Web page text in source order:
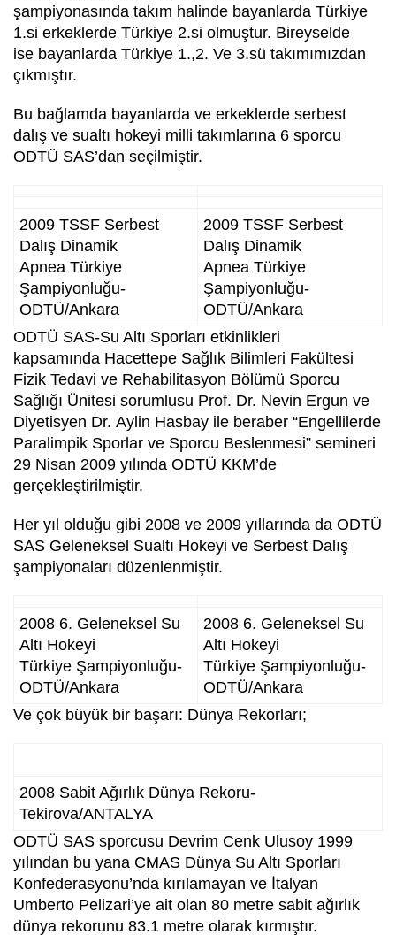
şampiyonasında takım halinde bayanlarda Türkiye
1.si erkeklerde Türkiye 2.si olmuştur. Bireyselde
ise bayanlarda Türkiye 1.,2. Ve 3.sü takımımızdan
çıkmıştır.
Bu bağlamda bayanlarda ve erkeklerde serbest
dalış ve sualtı hokeyi milli takımlarına 6 sporcu
ODTÜ SAS’dan seçilmiştir.
2009 TSSF Serbest
Dalış Dinamik
Apnea Türkiye
Şampiyonluğu-
ODTÜ/Ankara
2009 TSSF Serbest
Dalış Dinamik
Apnea Türkiye
Şampiyonluğu-
ODTÜ/Ankara
ODTÜ SAS-Su Altı Sporları etkinlikleri
kapsamında Hacettepe Sağlık Bilimleri Fakültesi
Fizik Tedavi ve Rehabilitasyon Bölümü Sporcu
Sağlığı Ünitesi sorumlusu Prof. Dr. Nevin Ergun ve
Diyetisyen Dr. Aylin Hasbay ile beraber “Engellilerde
Paralimpik Sporlar ve Sporcu Beslenmesi” semineri
29 Nisan 2009 yılında ODTÜ KKM’de
gerçekleştirilmiştir.
Her yıl olduğu gibi 2008 ve 2009 yıllarında da ODTÜ
SAS Geleneksel Sualtı Hokeyi ve Serbest Dalış
şampiyonaları düzenlenmiştir.
2008 6. Geleneksel Su
Altı Hokeyi
Türkiye Şampiyonluğu-
ODTÜ/Ankara
2008 6. Geleneksel Su
Altı Hokeyi
Türkiye Şampiyonluğu-
ODTÜ/Ankara
Ve çok büyük bir başarı: Dünya Rekorları;
2008 Sabit Ağırlık Dünya Rekoru-
Tekirova/ANTALYA
ODTÜ SAS sporcusu Devrim Cenk Ulusoy 1999
yılından bu yana CMAS Dünya Su Altı Sporları
Konfederasyonu’nda kırılamayan ve İtalyan
Umberto Pelizari’ye ait olan 80 metre sabit ağırlık
dünya rekorunu 83.1 metre olarak kırmıştır.